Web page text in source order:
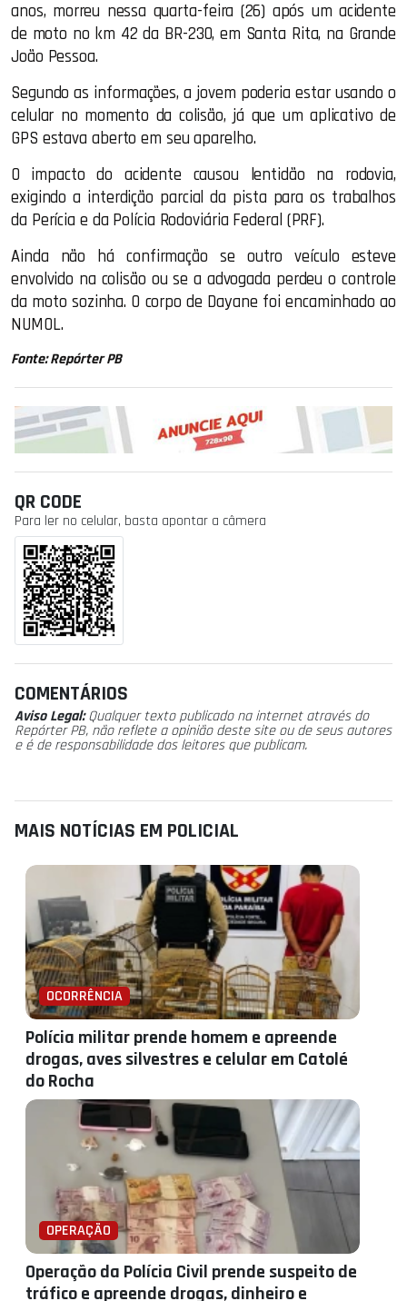
anos, morreu nessa quarta-feira (26) após um acidente
de moto no km 42 da BR-230, em Santa Rita, na Grande
João Pessoa.
Segundo as informações, a jovem poderia estar usando o
celular no momento da colisão, já que um aplicativo de
GPS estava aberto em seu aparelho.
O impacto do acidente causou lentidão na rodovia,
exigindo a interdição parcial da pista para os trabalhos
da Perícia e da Polícia Rodoviária Federal (PRF).
Ainda não há confirmação se outro veículo esteve
envolvido na colisão ou se a advogada perdeu o controle
da moto sozinha. O corpo de Dayane foi encaminhado ao
NUMOL.
Fonte: Repórter PB
QR CODE
Para ler no celular, basta apontar a câmera
COMENTÁRIOS
Aviso Legal:Qualquer texto publicado na internet através do
Repórter PB, não reflete a opinião deste site ou de seus autores
e é de responsabilidade dos leitores que publicam.
MAIS NOTÍCIAS EM POLICIAL
OCORRÊNCIA
Polícia militar prende homem e apreende
drogas, aves silvestres e celular em Catolé
do Rocha
OPERAÇÃO
Operação da Polícia Civil prende suspeito de
tráfico e apreende drogas, dinheiro e